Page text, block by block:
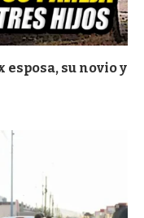
esposa, su novio y